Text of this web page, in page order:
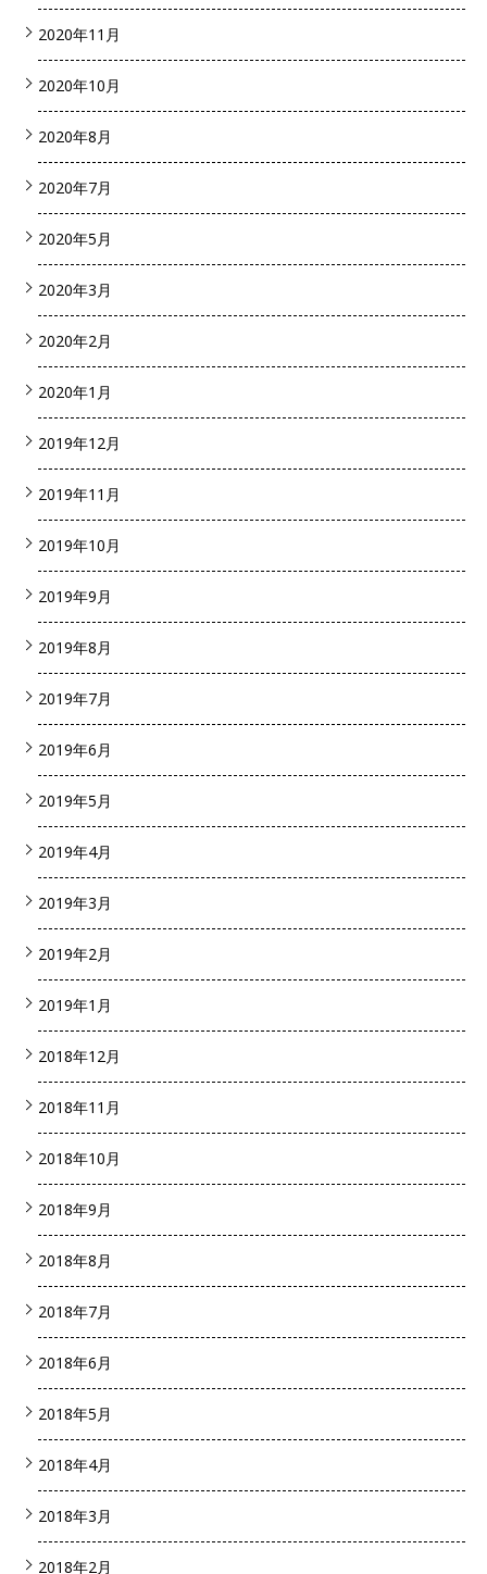
2020年11月
2020年10月
2020年8月
2020年7月
2020年5月
2020年3月
2020年2月
2020年1月
2019年12月
2019年11月
2019年10月
2019年9月
2019年8月
2019年7月
2019年6月
2019年5月
2019年4月
2019年3月
2019年2月
2019年1月
2018年12月
2018年11月
2018年10月
2018年9月
2018年8月
2018年7月
2018年6月
2018年5月
2018年4月
2018年3月
2018年2月